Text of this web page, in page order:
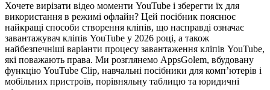
Хочете вирізати відео моменти YouTube і зберегти їх для
використання в режимі офлайн? Цей посібник пояснює
найкращі способи створення кліпів, що насправді означає
завантажувач кліпів YouTube у 2026 році, а також
найбезпечніші варіанти процесу завантаження кліпів YouTube,
які поважають права. Ми розглянемо AppsGolem, вбудовану
функцію YouTube Clip, навчальні посібники для комп’ютерів і
мобільних пристроїв, порівняльну таблицю та юридичні